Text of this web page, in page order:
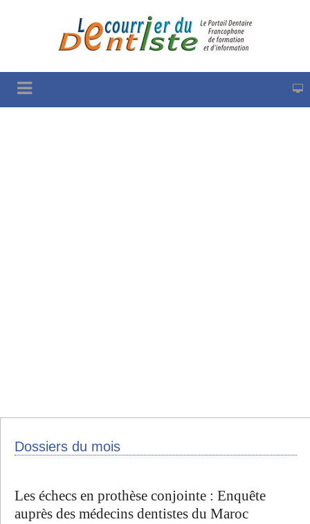
Dossiers du mois
Les échecs en prothèse conjointe : Enquête
auprès des médecins dentistes du Maroc